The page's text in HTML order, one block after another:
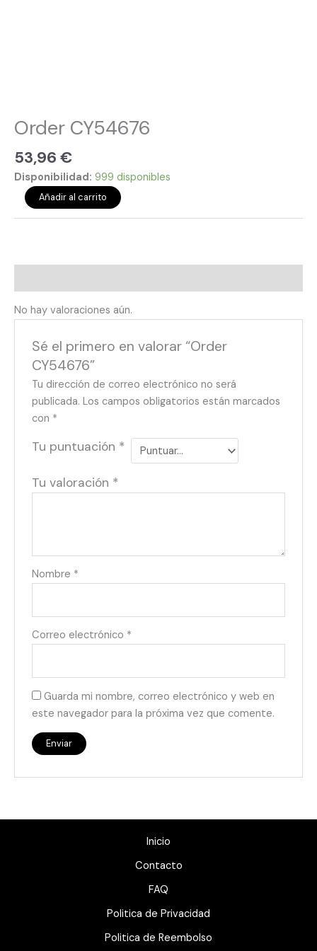
Order CY54676
53,96 €
Disponibilidad: 999 disponibles
Añadir al carrito
No hay valoraciones aún.
Sé el primero en valorar “Order
CY54676”
Tu dirección de correo electrónico no será
publicada. Los campos obligatorios están marcados
con *
Tu puntuación *
Tu valoración *
Nombre *
Correo electrónico *
Guarda mi nombre, correo electrónico y web en
este navegador para la próxima vez que comente.
Inicio
Contacto
FAQ
Politica de Privacidad
Politica de Reembolso